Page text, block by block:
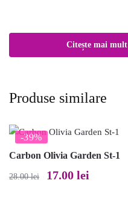
Citește mai mult
Produse similare
-39%
Carbon Olivia Garden St-1
28.00lei
Prețul
17.00 lei